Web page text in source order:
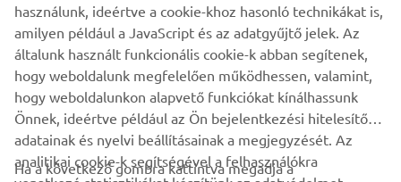
well as information on the next steps for the purchase and
delivery of your new NIKEN.
Click here to register your NIKEN »
használunk, ideértve a cookie-khoz hasonló technikákat is,
amilyen például a JavaScript és az adatgyűjtő jelek. Az
általunk használt funkcionális cookie-k abban segítenek,
hogy weboldalunk megfelelően működhessen, valamint,
hogy weboldalunkon alapvető funkciókat kínálhassunk
Önnek, ideértve például az Ön bejelentkezési hitelesítő
adatainak és nyelvi beállításainak a megjegyzését. Az
analitikai cookie-k segítségével a felhasználókra
Ha a következő gombra kattintva megadja a